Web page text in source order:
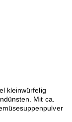
kleinwürfelig
Mit ca.